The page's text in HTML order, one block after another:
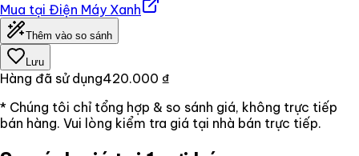
Mua tại Điện Máy Xanh
Thêm vào so sánh
Lưu
Hàng đã sử dụng420.000 ₫
* Chúng tôi chỉ tổng hợp & so sánh giá, không trực tiếp
bán hàng. Vui lòng kiểm tra giá tại nhà bán trực tiếp.